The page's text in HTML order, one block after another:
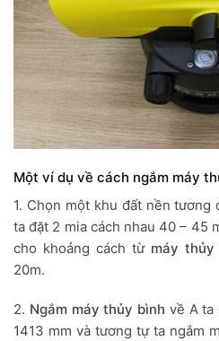
Một ví dụ về cách ngắm máy
1. Chọn một khu đất nền tương
ta đặt 2 mia cách nhau 40 – 45
cho khoảng cách từ máy thủy
20m.
2. Ngắm máy thủy bình về A ta
1413 mm và tương tự ta ngắm